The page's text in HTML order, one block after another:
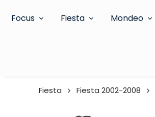
Focus Fiesta Mondeo
Fiesta Fiesta 2002-2008